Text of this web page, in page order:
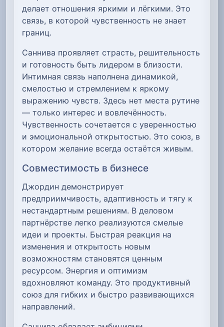
делает отношения яркими и лёгкими. Это
связь, в которой чувственность не знает
границ.
Саннива проявляет страсть, решительность
и готовность быть лидером в близости.
Интимная связь наполнена динамикой,
смелостью и стремлением к яркому
выражению чувств. Здесь нет места рутине
— только интерес и вовлечённость.
Чувственность сочетается с уверенностью
и эмоциональной открытостью. Это союз, в
котором желание всегда остаётся живым.
Совместимость в бизнесе
Джордин демонстрирует
предприимчивость, адаптивность и тягу к
нестандартным решениям. В деловом
партнёрстве легко реализуются смелые
идеи и проекты. Быстрая реакция на
изменения и открытость новым
возможностям становятся ценным
ресурсом. Энергия и оптимизм
вдохновляют команду. Это продуктивный
союз для гибких и быстро развивающихся
направлений.